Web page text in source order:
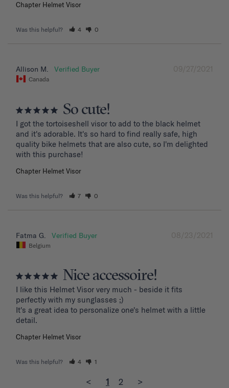
Chapter Helmet Visor
Was this helpful? 4 0
09/27/2021
Allison M.
Canada
So cute!
I got the tortoiseshell visor to add to the black helmet
and it's adorable. It's so hard to find really safe, high
quality bike helmets that are also cute, so I'm delighted
with this purchase!
Chapter Helmet Visor
Was this helpful? 7 0
08/23/2021
Fatma G.
Belgium
Nice accessoire!
I like this Helmet Visor very much - beside it fits
perfectly with my sunglasses ;)
It's a great idea to personalize one's helmet with a little
detail.
Chapter Helmet Visor
Was this helpful? 4 1
< 1 2 >